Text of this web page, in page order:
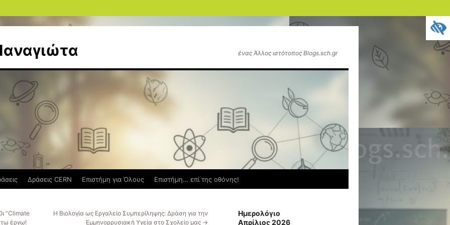
ένας Άλλος ιστότοπος Blogs.sch.gr
Δράσεις CERN Επιστήμη για Όλους Επιστήμη… επί της οθόνης!
“Climate
τω έργω!
Η Βιολογία ως Εργαλείο Συμπερίληψης: Δράση για την
Εμμηνορρυσιακή Υγεία στο Σχολείο μας →
Ημερολόγιο
Απρίλιος 2026